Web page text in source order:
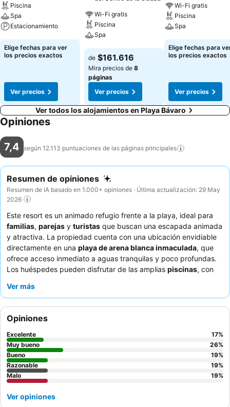
Piscina
Spa
Estacionamiento
Ver precios
Elige fechas para ver
los precios exactos
Ver precios
Wi-Fi gratis
Piscina
Spa
Ver precios
de $161.616
Mira precios de 8
páginas
Ver precios
Wi-Fi gratis
Piscina
Spa
Ver precios
Elige fechas para
los precios exactos
Ver precios
Ver todos los alojamientos en Playa Bávaro
Opiniones
7,4 según 12.113 puntuaciones de las páginas principales
Resumen de opiniones
Resumen de IA basado en 1.000+ opiniones · Última actualización: 29 May
2026
Este resort es un animado refugio frente a la playa, ideal para
familias, parejas y turistas que buscan una escapada animada
y atractiva. La propiedad cuenta con una ubicación envidiable
directamente en una playa de arena blanca inmaculada, que
ofrece acceso inmediato a aguas tranquilas y poco profundas.
Los huéspedes pueden disfrutar de las amplias piscinas, con
limpieza. El personal, particularmente el equipo de recepción y
trato amable y servicial. Para una experiencia verdaderamente
memorable, considere reservar una de las
para disfrutar de vistas impresionantes y amplias habitaciones.
Ver más
Opiniones
Excelente 17%
Muy bueno
26%
Bueno
19%
Razonable
19%
Malo
19%
Ver opiniones